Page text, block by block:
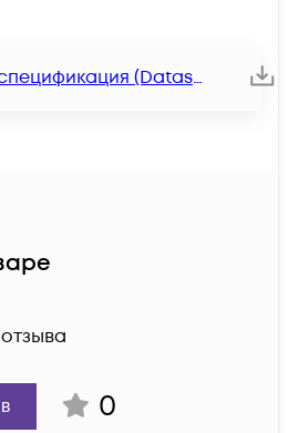
Техническая спецификация (Datasheet)
0